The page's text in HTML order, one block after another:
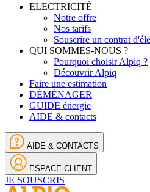
ELECTRICITÉ
Notre offre
Nos tarifs
Souscrire un contrat
QUI SOMMES-NOUS ?
Pourquoi choisir Alpiq ?
Découvrir Alpiq
Faire une estimation
DÉMÉNAGER
GUIDE énergie
AIDE & contacts
AIDE & CONTACTS
ESPACE CLIENT
JE SOUSCRIS